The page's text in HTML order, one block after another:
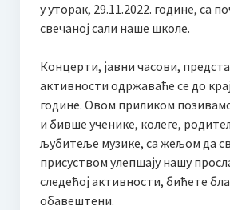
Додатне информације | Смештај |
и сећање на Милицу Поповић
International solo singing competition
memory of Milica Popović
О такмичењу / About competition
Правилник / Rulebook
у уторак, 29.11.2022. године, са
свечаној сали наше школе.
Концерти, јавни часови,
активности одржаваће се до
године. Овом приликом
и бивше ученике, колеге,
љубитеље музике, са жељом да
присуством улепшају нашу
следећој активности, бићете
обавештени.